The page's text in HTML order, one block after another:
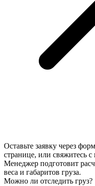
Оставьте заявку через
странице, или свяжитесь
Менеджер подготовит
веса и габаритов груза.
Можно ли отследить груз?